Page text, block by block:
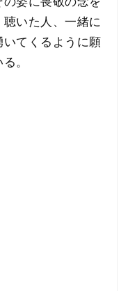
いた人、一緒に
てくるように願
。